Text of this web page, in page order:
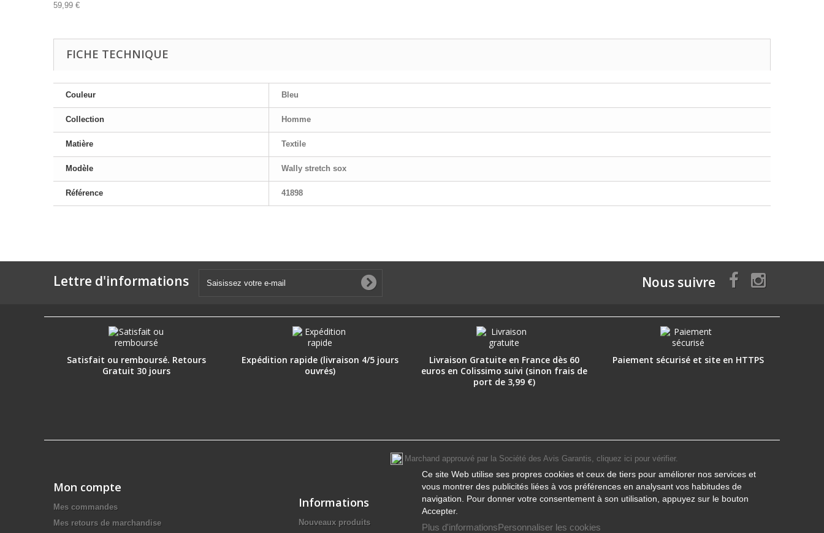
59,99 €
FICHE TECHNIQUE
Couleur Bleu
Collection Homme
Matière Textile
Modèle Wally stretch sox
Référence 41898
Lettre d'informations Nous suivre
Satisfait ou remboursé. Retours
Gratuit 30 jours
Expédition rapide (livraison 4/5 jours
ouvrés)
Livraison Gratuite en France dès 60
euros en Colissimo suivi (sinon frais de
port de 3,99 €)
Paiement sécurisé et site en HTTPS
Mon compte
Mes commandes
Mes retours de marchandise
Marchand approuvé par la Société des Avis Garantis,cliquez ici pour vérifier.
Informations
Nouveaux produits
Ce site Web utilise ses propres cookies et ceux de tiers pour améliorer nos services et
vous montrer des publicités liées à vos préférences en analysant vos habitudes de
navigation. Pour donner votre consentement à son utilisation, appuyez sur le bouton
Accepter.
Plus d'informationsPersonnaliser les cookies